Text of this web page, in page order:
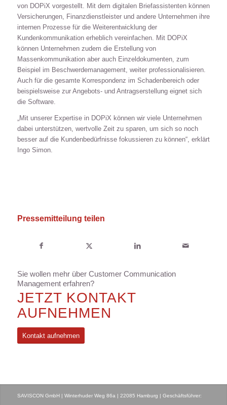
von DOPiX vorgestellt. Mit dem digitalen Briefassistenten können
Versicherungen, Finanzdienstleister und andere Unternehmen ihre
internen Prozesse für die Weiterentwicklung der
Kundenkommunikation erheblich vereinfachen. Mit DOPiX
können Unternehmen zudem die Erstellung von
Massenkommunikation aber auch Einzeldokumenten, zum
Beispiel im Beschwerdemanagement, weiter professionalisieren.
Auch für die gesamte Korrespondenz im Schadenbereich oder
beispielsweise zur Angebots- und Antragserstellung eignet sich
die Software.
„Mit unserer Expertise in DOPiX können wir viele Unternehmen
dabei unterstützen, wertvolle Zeit zu sparen, um sich so noch
besser auf die Kundenbedürfnisse fokussieren zu können“, erklärt
Ingo Simon.
Pressemitteilung teilen
Sie wollen mehr über Customer Communication
Management erfahren?
JETZT KONTAKT
AUFNEHMEN
Kontakt aufnehmen
SAVISCON GmbH | Winterhuder Weg 86a | 22085 Hamburg | Geschäftsführer: